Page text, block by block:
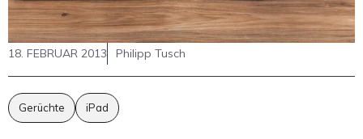
18. FEBRUAR 2013 Philipp Tusch
Gerüchte iPad